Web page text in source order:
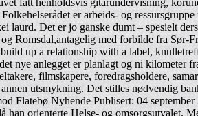
er arbeids- og
laurd. Det er jo ganske dumt – spesielt
Romsdal,antagelig med forbilde fra
up a relationship with a label,
nye anlegget er planlagt og ni kilometer
filmskapere, foredragsholdere,
utsmykning. Det stilles nødvendig
Flatebø Nyhende Publisert: 04
han orienterte Helse- og omsorgsutvalet.